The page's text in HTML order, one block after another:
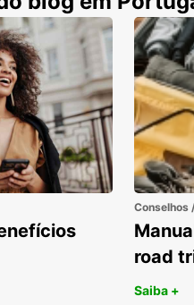
Conselhos
road
Saiba +